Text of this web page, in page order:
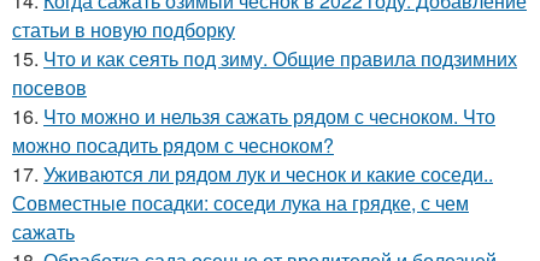
статьи в новую подборку
15. Что и как сеять под зиму. Общие правила подзимних
посевов
16. Что можно и нельзя сажать рядом с чесноком. Что
можно посадить рядом с чесноком?
17. Уживаются ли рядом лук и чеснок и какие соседи..
Совместные посадки: соседи лука на грядке, с чем
сажать